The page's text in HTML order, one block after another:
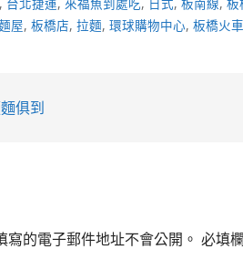
屋,板橋店,拉麵,環球購物中心,板橋火
俱到
寫的電子郵件地址不會公開。 必填